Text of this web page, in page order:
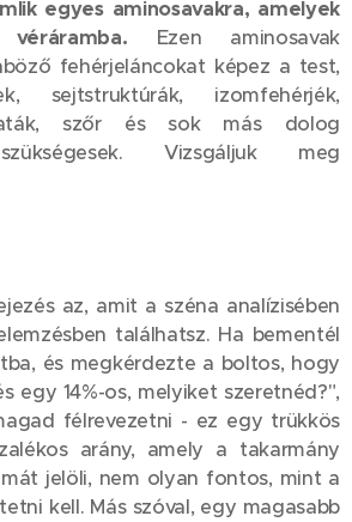
egyes aminosavakra, amelyek
Ezen aminosavak
fehérjeláncokat képez a test,
sejtstruktúrák, izomfehérjék,
szőr és sok más dolog
Vizsgáljuk meg
az, amit a széna analízisében
találhatsz. Ha bementél
és megkérdezte a boltos, hogy
egy 14%-os, melyiket szeretnéd?",
félrevezetni - ez egy trükkös
arány, amely a takarmány
jelöli, nem olyan fontos, mint a
kell. Más szóval, egy magasabb